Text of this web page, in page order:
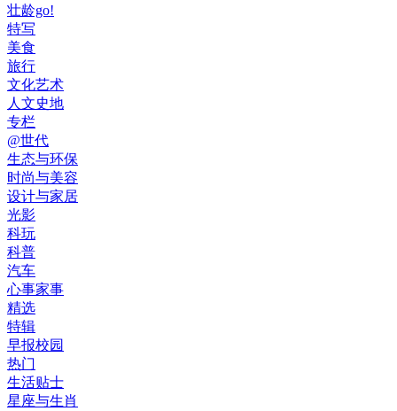
壮龄go!
特写
美食
旅行
文化艺术
人文史地
专栏
@世代
生态与环保
时尚与美容
设计与家居
光影
科玩
科普
汽车
心事家事
精选
特辑
早报校园
热门
生活贴士
星座与生肖